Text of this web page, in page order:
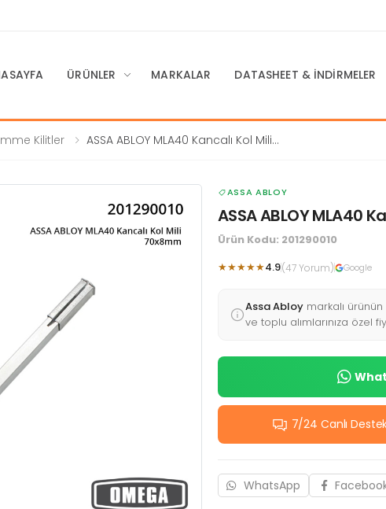
ÜRÜNLER MARKALAR DATASHEET & İNDIRMELER
Kilitler
ASSA ABLOY MLA40 Kancalı Kol Mili
ASSA ABLOY
ASSA ABLOY MLA40
Ürün Kodu: 201290010
★★★★★4.9(47 Yorum) Google
Assa Abloy markalı ürünün
ve toplu alımlarınıza özel
7/24 Canlı
WhatsApp